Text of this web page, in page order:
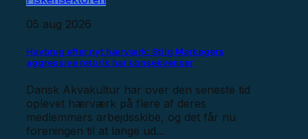
05 aug 2026
Havbrug efter nyt hærværk: Stiig Markagers
aggressive retorik har konsekvenser
Dansk Akvakultur har over den seneste tid
oplevet hærværk på flere af deres
medlemmers arbejdsskibe, og det får nu
foreningen til at lange ud...